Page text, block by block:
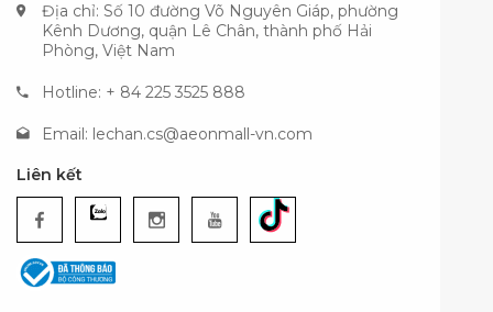
Địa chỉ: Số 10 đường Võ Nguyên Giáp, phường
Kênh Dương, quận Lê Chân, thành phố Hải
Phòng, Việt Nam
Hotline: + 84 225 3525 888
Email: lechan.cs@aeonmall-vn.com
Liên kết